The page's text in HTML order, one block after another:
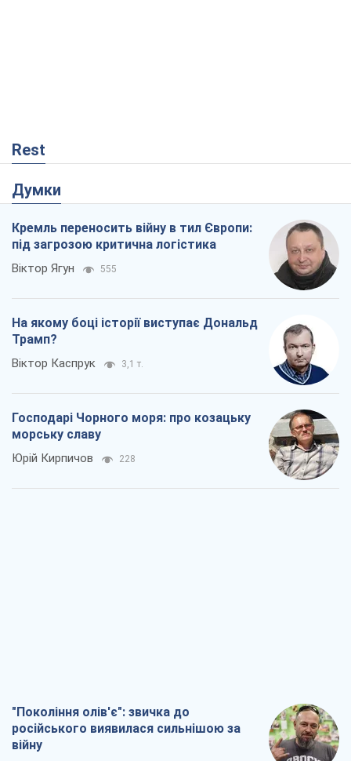
Rest
Думки
Кремль переносить війну в тил Європи:
під загрозою критична логістика
Віктор Ягун 555
На якому боці історії виступає Дональд
Трамп?
Віктор Каспрук 3,1 т.
Господарі Чорного моря: про козацьку
морську славу
Юрій Кирпичов 228
"Покоління олів'є": звичка до
російського виявилася сильнішою за
війну